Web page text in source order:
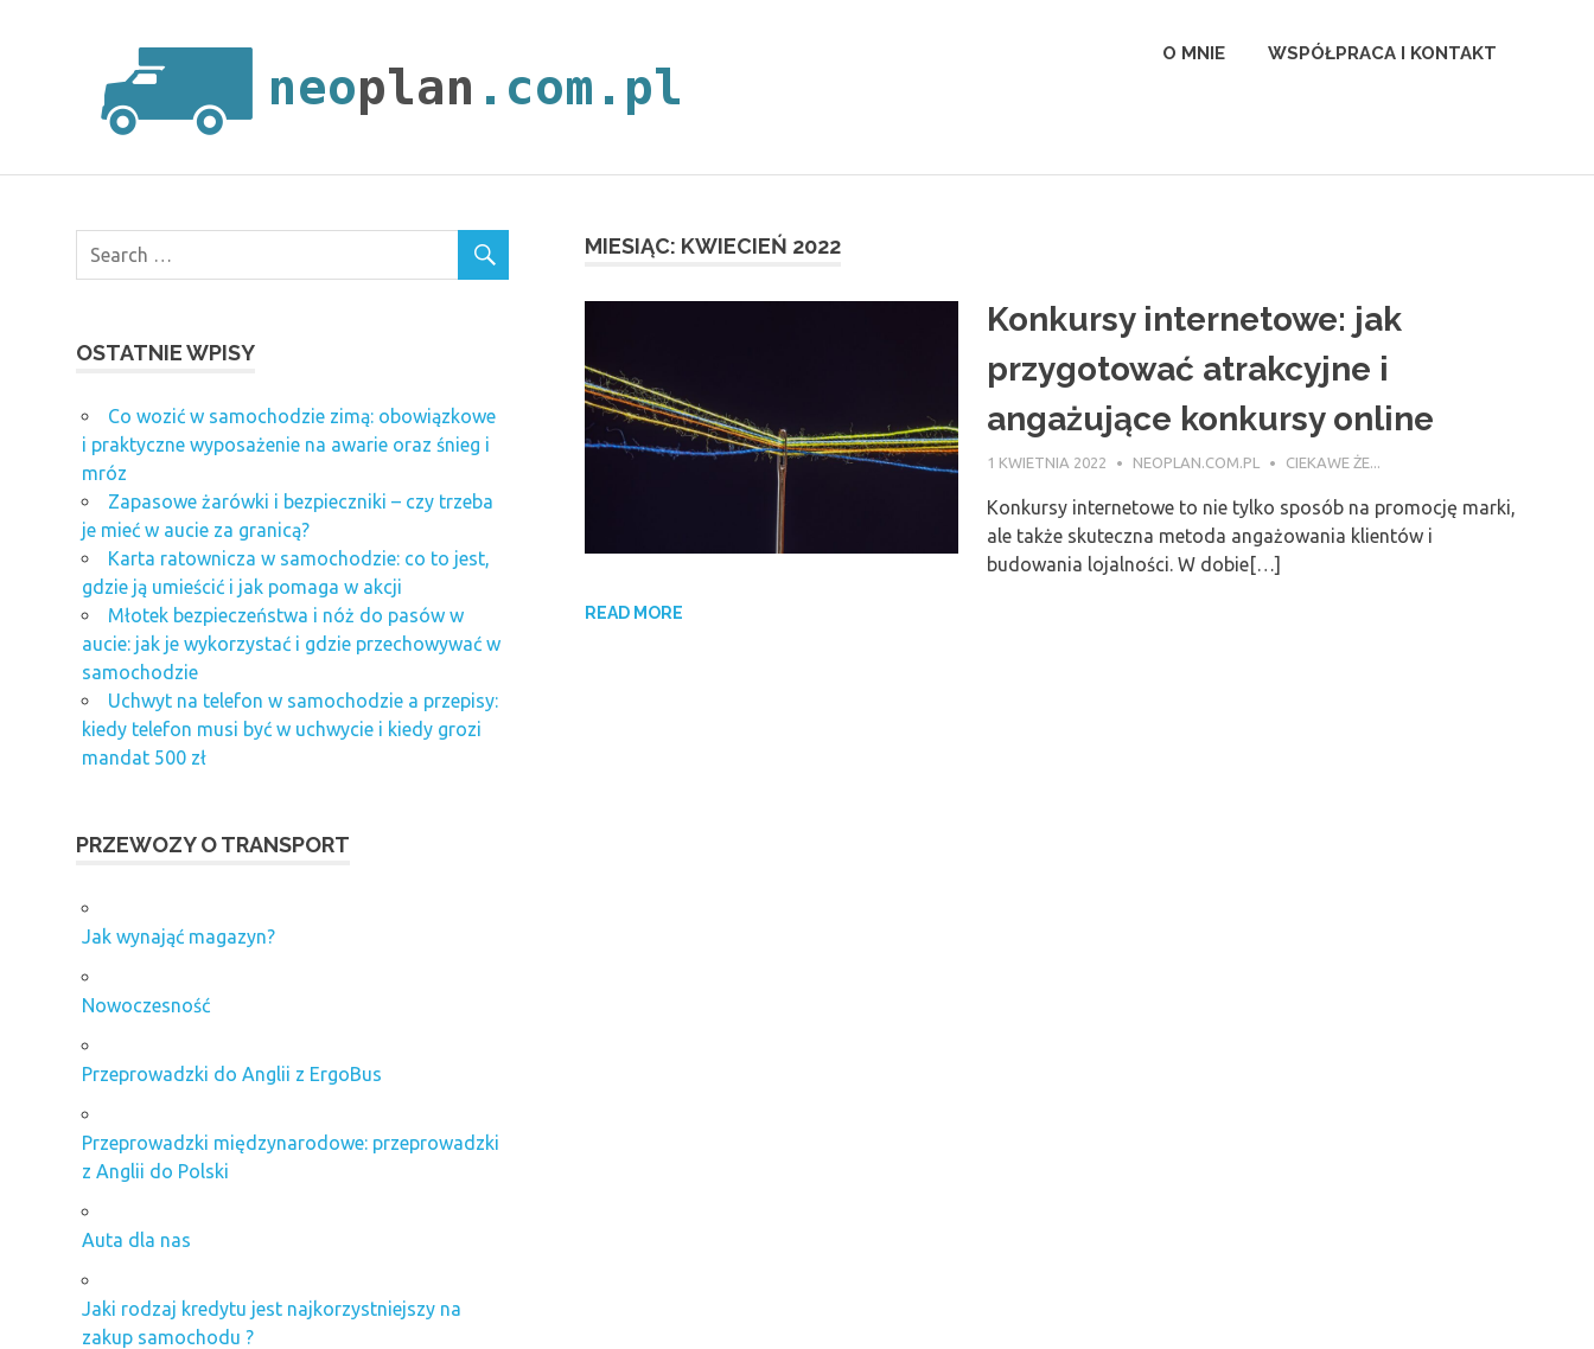
O MNIE WSPÓŁPRACA I KONTAKT
MIESIĄC: KWIECIEŃ 2022
Konkursy internetowe: jak
przygotować atrakcyjne i
angażujące konkursy online
1 KWIETNIA 2022 NEOPLAN.COM.PL CIEKAWE ŻE...
Konkursy internetowe to nie tylko sposób na promocję marki,
ale także skuteczna metoda angażowania klientów i
budowania lojalności. W dobie[…]
READ MORE
OSTATNIE WPISY
Co wozić w samochodzie zimą: obowiązkowe
i praktyczne wyposażenie na awarie oraz śnieg i
mróz
Zapasowe żarówki i bezpieczniki – czy trzeba
je mieć w aucie za granicą?
Karta ratownicza w samochodzie: co to jest,
gdzie ją umieścić i jak pomaga w akcji
Młotek bezpieczeństwa i nóż do pasów w
aucie: jak je wykorzystać i gdzie przechowywać w
samochodzie
Uchwyt na telefon w samochodzie a przepisy:
kiedy telefon musi być w uchwycie i kiedy grozi
mandat 500 zł
PRZEWOZY O TRANSPORT
Jak wynająć magazyn?
Nowoczesność
Przeprowadzki do Anglii z ErgoBus
Przeprowadzki międzynarodowe: przeprowadzki
z Anglii do Polski
Auta dla nas
Jaki rodzaj kredytu jest najkorzystniejszy na
zakup samochodu ?